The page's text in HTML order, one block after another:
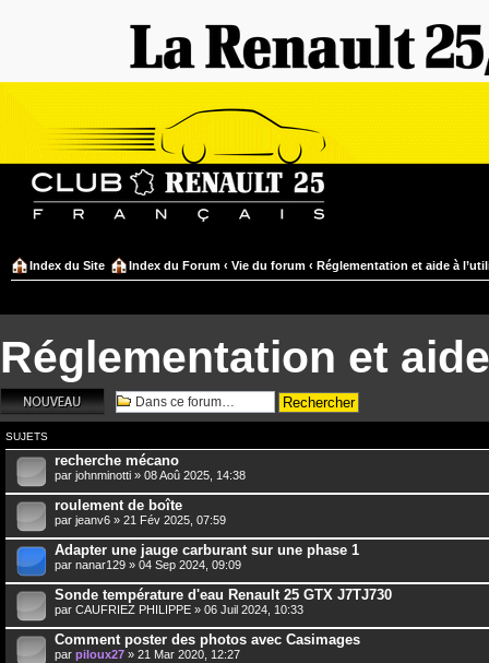
Index du Site Index du Forum ‹ Vie du forum ‹ Réglementation et aide à
Réglementation et
Écrire un nouveau
sujet
SUJETS
recherche mécano
par johnminotti » 08 Aoû 2025, 14:38
roulement de boîte
par jeanv6 » 21 Fév 2025, 07:59
Adapter une jauge carburant sur une phase 1
par nanar129 » 04 Sep 2024, 09:09
Sonde température d'eau Renault 25 GTX J7TJ730
par CAUFRIEZ PHILIPPE » 06 Juil 2024, 10:33
Comment poster des photos avec Casimages
par piloux27 » 21 Mar 2020, 12:27